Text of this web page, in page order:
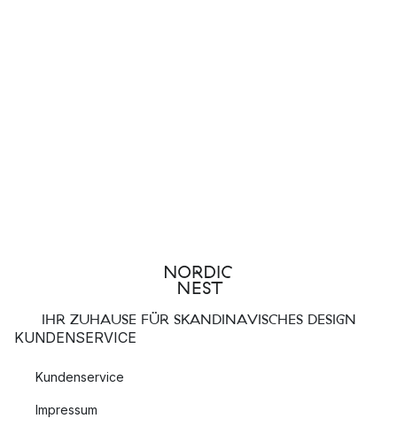
IHR ZUHAUSE FÜR SKANDINAVISCHES DESIGN
KUNDENSERVICE
Kundenservice
Impressum